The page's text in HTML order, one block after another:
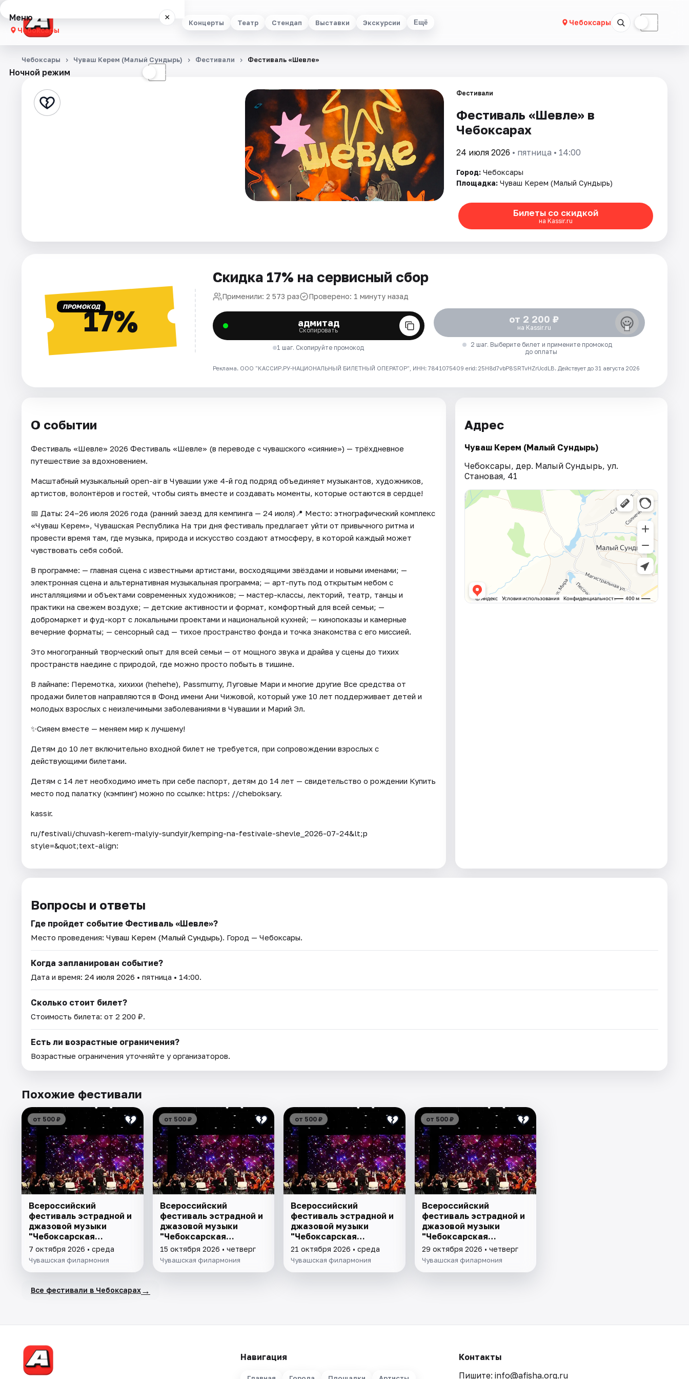
Концерты Театр Стендап Выставки Экскурсии Ещё Чебоксары ☾
Меню ×
Чебоксары
Концерты
Стендап
Ночной режим ☾
Чебоксары Чуваш Керем (Малый Сундырь) Фестивали Фестиваль «Шевле»
Фестивали
Фестиваль «Шевле» в
Чебоксарах
24 июля 2026 • пятница • 14:00
Город: Чебоксары
Площадка: Чуваш Керем (Малый Сундырь)
Билеты со скидкой
на Kassir.ru
ПРОМОКОД17%
Скидка 17% на сервисный сбор
Применили: 2 573 раз Проверено: 1 минуту назад
адмитад
Скопировать
1 шаг. Скопируйте промокод
от 2 200 ₽
на Kassir.ru
2 шаг. Выберите билет и примените промокод
до оплаты
Реклама. ООО "КАССИР.РУ-НАЦИОНАЛЬНЫЙ БИЛЕТНЫЙ ОПЕРАТОР", ИНН: 7841075409 erid: 25H8d7vbP8SRTvHZrUcdLB. Действует до 31 августа 2026
О событии
Фестиваль «Шевле» 2026 Фестиваль «Шевле» (в переводе с чувашского «сияние») — трёхдневное
путешествие за вдохновением.
Масштабный музыкальный open-air в Чувашии уже 4-й год подряд объединяет музыкантов, художников,
артистов, волонтёров и гостей, чтобы сиять вместе и создавать моменты, которые остаются в сердце!
📅 Даты: 24–26 июля 2026 года (ранний заезд для кемпинга — 24 июля)📍 Место: этнографический комплекс
«Чуваш Керем», Чувашская Республика На три дня фестиваль предлагает уйти от привычного ритма и
провести время там, где музыка, природа и искусство создают атмосферу, в которой каждый может
чувствовать себя собой.
В программе: — главная сцена с известными артистами, восходящими звёздами и новыми именами; —
электронная сцена и альтернативная музыкальная программа; — арт-путь под открытым небом с
инсталляциями и объектами современных художников; — мастер-классы, лекторий, театр, танцы и
практики на свежем воздухе; — детские активности и формат, комфортный для всей семьи; —
добромаркет и фуд-корт с локальными проектами и национальной кухней; — кинопоказы и камерные
вечерние форматы; — сенсорный сад — тихое пространство фонда и точка знакомства с его миссией.
Это многогранный творческий опыт для всей семьи — от мощного звука и драйва у сцены до тихих
пространств наедине с природой, где можно просто побыть в тишине.
В лайнапе: Перемотка, хихихи (hehehe), Passmurny, Луговые Мари и многие другие Все средства от
продажи билетов направляются в Фонд имени Ани Чижовой, который уже 10 лет поддерживает детей и
молодых взрослых с неизлечимыми заболеваниями в Чувашии и Марий Эл.
✨Сияем вместе — меняем мир к лучшему!
Детям до 10 лет включительно входной билет не требуется, при сопровождении взрослых с
действующими билетами.
Детям с 14 лет необходимо иметь при себе паспорт, детям до 14 лет — свидетельство о рождении Купить
место под палатку (кэмпинг) можно по ссылке: https: //cheboksary.
kassir.
ru/festivali/chuvash-kerem-malyiy-sundyir/kemping-na-festivale-shevle_2026-07-24&lt;p
style=&quot;text-align:
Адрес
Чуваш Керем (Малый Сундырь)
Чебоксары, дер. Малый Сундырь, ул.
Становая, 41
Вопросы и ответы
Где пройдет событие Фестиваль «Шевле»?
Место проведения: Чуваш Керем (Малый Сундырь). Город — Чебоксары.
Когда запланирован событие?
Дата и время: 24 июля 2026 • пятница • 14:00.
Сколько стоит билет?
Стоимость билета: от 2 200 ₽.
Есть ли возрастные ограничения?
Возрастные ограничения уточняйте у организаторов.
Похожие фестивали
от 500 ₽
Всероссийский
фестиваль эстрадной и
джазовой музыки
"Чебоксарская
квинтоль"
7 октября 2026 • среда
Чувашская филармония
от 500 ₽
Всероссийский
фестиваль эстрадной и
джазовой музыки
"Чебоксарская
квинтоль"
15 октября 2026 • четверг
Чувашская филармония
от 500 ₽
Всероссийский
фестиваль эстрадной и
джазовой музыки
"Чебоксарская
квинтоль"
21 октября 2026 • среда
Чувашская филармония
от 500 ₽
Всероссийский
фестиваль эстрадной и
джазовой музыки
"Чебоксарская
квинтоль"
29 октября 2026 • четверг
Чувашская филармония
Все фестивали в Чебоксарах→
Навигация
Контакты
Пишите: info@afisha.org.ru